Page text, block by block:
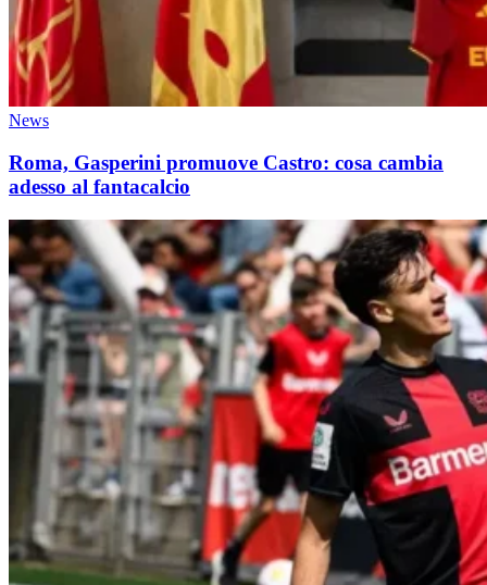
News
Roma, Gasperini promuove Castro: cosa cambia
adesso al fantacalcio